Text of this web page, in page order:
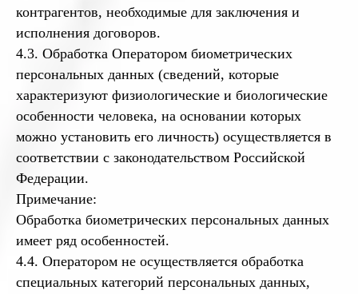
контрагентов, необходимые для заключения и
исполнения договоров.
4.3. Обработка Оператором биометрических
персональных данных (сведений, которые
характеризуют физиологические и биологические
особенности человека, на основании которых
можно установить его личность) осуществляется в
соответствии с законодательством Российской
Федерации.
Примечание:
Обработка биометрических персональных данных
имеет ряд особенностей.
4.4. Оператором не осуществляется обработка
специальных категорий персональных данных,